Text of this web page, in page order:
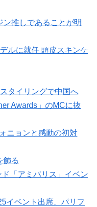
ン推しであることが明
ルに就任 頭皮スキンケ
タイリングで中国へ
Awards」のMCに抜
ニョンと感動の初対
飾る
「アミパリス」イベン
イベント出席、パリフ